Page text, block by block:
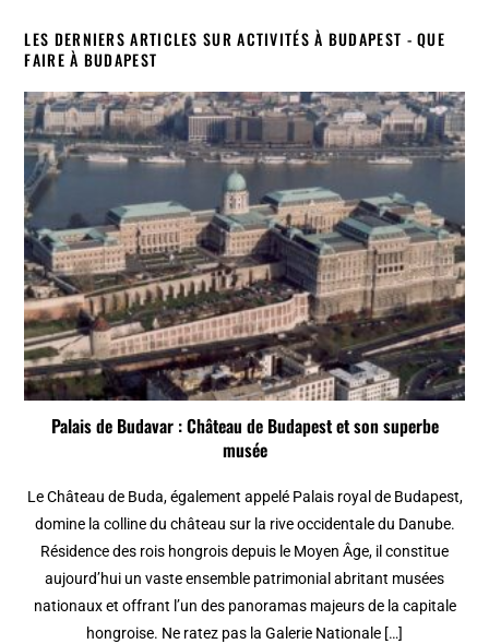
LES DERNIERS ARTICLES SUR ACTIVITÉS À BUDAPEST - QUE
FAIRE À BUDAPEST
Palais de Budavar : Château de Budapest et son superbe
musée
Le Château de Buda, également appelé Palais royal de Budapest,
domine la colline du château sur la rive occidentale du Danube.
Résidence des rois hongrois depuis le Moyen Âge, il constitue
aujourd’hui un vaste ensemble patrimonial abritant musées
nationaux et offrant l’un des panoramas majeurs de la capitale
hongroise. Ne ratez pas la Galerie Nationale […]